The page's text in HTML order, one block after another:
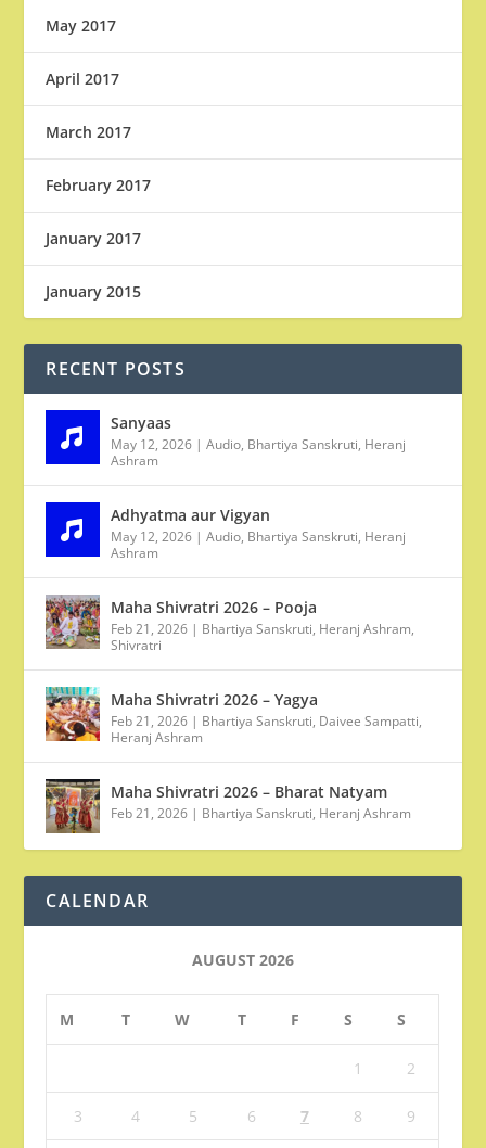
May 2017
April 2017
March 2017
February 2017
January 2017
January 2015
RECENT POSTS
Sanyaas
May 12, 2026 |Audio, Bhartiya Sanskruti, Heranj
Ashram
Adhyatma aur Vigyan
May 12, 2026 |Audio, Bhartiya Sanskruti, Heranj
Ashram
Maha Shivratri 2026 – Pooja
Feb 21, 2026 | Bhartiya Sanskruti, Heranj Ashram,
Shivratri
Maha Shivratri 2026 – Yagya
Feb 21, 2026 | Bhartiya Sanskruti, Daivee Sampatti,
Heranj Ashram
Maha Shivratri 2026 – Bharat Natyam
Feb 21, 2026 | Bhartiya Sanskruti, Heranj Ashram
CALENDAR
AUGUST 2026
M T W T F S S
1 2
3 4 5 6 7 8 9